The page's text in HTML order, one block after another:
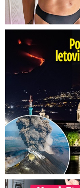
Erupce sicilské